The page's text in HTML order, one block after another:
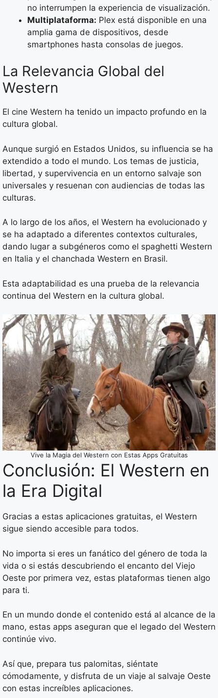
no interrumpen la experiencia de visualización.
Multiplataforma: Plex está disponible en una
amplia gama de dispositivos, desde
smartphones hasta consolas de juegos.
La Relevancia Global del
Western
El cine Western ha tenido un impacto profundo en la
cultura global.
Aunque surgió en Estados Unidos, su influencia se ha
extendido a todo el mundo. Los temas de justicia,
libertad, y supervivencia en un entorno salvaje son
universales y resuenan con audiencias de todas las
culturas.
A lo largo de los años, el Western ha evolucionado y
se ha adaptado a diferentes contextos culturales,
dando lugar a subgéneros como el spaghetti Western
en Italia y el chanchada Western en Brasil.
Esta adaptabilidad es una prueba de la relevancia
continua del Western en la cultura global.
Vive la Magia del Western con Estas Apps Gratuitas
Conclusión: El Western en
la Era Digital
Gracias a estas aplicaciones gratuitas, el Western
sigue siendo accesible para todos.
No importa si eres un fanático del género de toda la
vida o si estás descubriendo el encanto del Viejo
Oeste por primera vez, estas plataformas tienen algo
para ti.
En un mundo donde el contenido está al alcance de la
mano, estas apps aseguran que el legado del Western
continúe vivo.
Así que, prepara tus palomitas, siéntate
cómodamente, y disfruta de un viaje al salvaje Oeste
con estas increíbles aplicaciones.